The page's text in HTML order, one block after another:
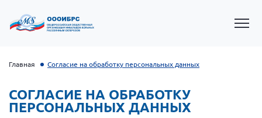
Главная Согласие на обработку персональных данных
СОГЛАСИЕ НА ОБРАБОТКУ
ПЕРСОНАЛЬНЫХ ДАННЫХ